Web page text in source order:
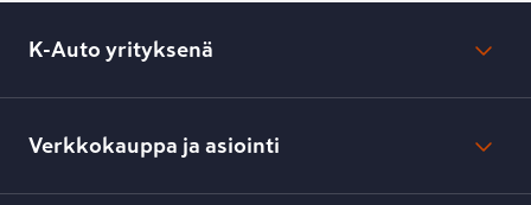
K-Auto yrityksenä
Lehdistötiedotteet
Toimipisteiden yhteystiedot
Verkkokauppa ja asiointi